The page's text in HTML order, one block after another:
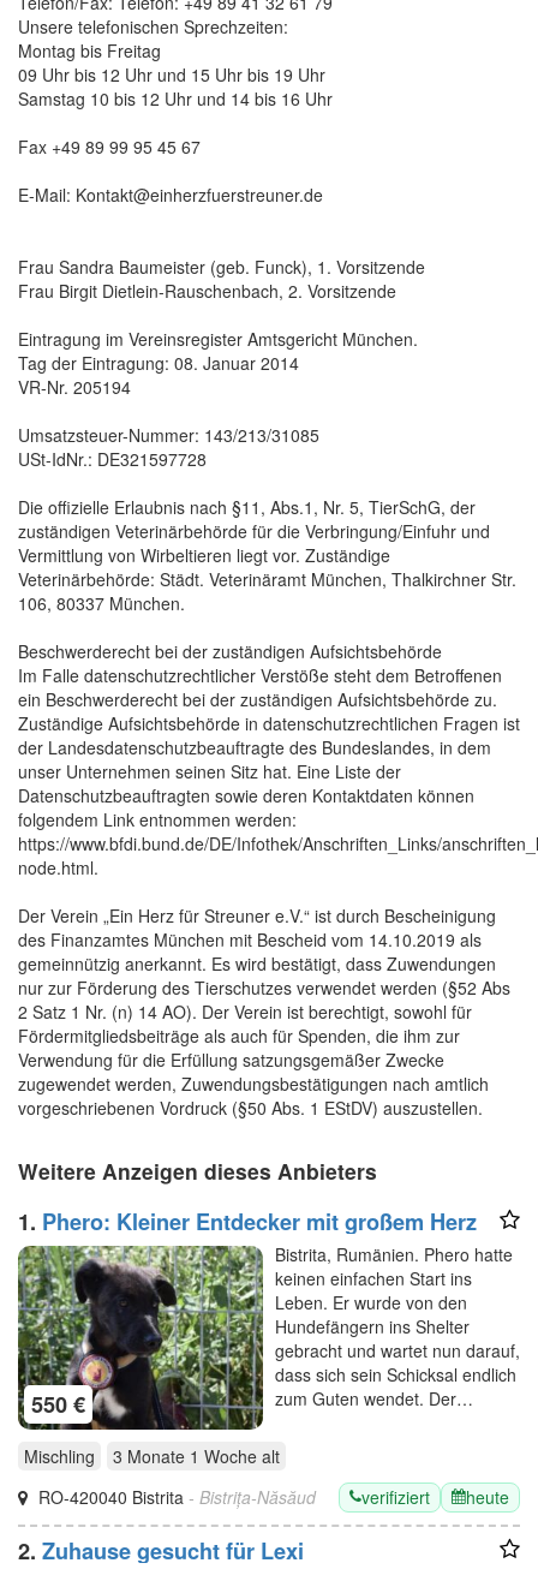
Unsere telefonischen Sprechzeiten:
Montag bis Freitag
09 Uhr bis 12 Uhr und 15 Uhr bis 19 Uhr
Samstag 10 bis 12 Uhr und 14 bis 16 Uhr
Fax +49 89 99 95 45 67
E-Mail: Kontakt@einherzfuerstreuner.de
Frau Sandra Baumeister (geb. Funck), 1. Vorsitzende
Frau Birgit Dietlein-Rauschenbach, 2. Vorsitzende
Eintragung im Vereinsregister Amtsgericht München.
Tag der Eintragung: 08. Januar 2014
VR-Nr. 205194
Umsatzsteuer-Nummer: 143/213/31085
USt-IdNr.: DE321597728
Die offizielle Erlaubnis nach §11, Abs.1, Nr. 5, TierSchG, der
zuständigen Veterinärbehörde für die Verbringung/Einfuhr und
Vermittlung von Wirbeltieren liegt vor. Zuständige
Veterinärbehörde: Städt. Veterinäramt München, Thalkirchner Str.
106, 80337 München.
Beschwerderecht bei der zuständigen Aufsichtsbehörde
Im Falle datenschutzrechtlicher Verstöße steht dem Betroffenen
ein Beschwerderecht bei der zuständigen Aufsichtsbehörde zu.
Zuständige Aufsichtsbehörde in datenschutzrechtlichen Fragen ist
der Landesdatenschutzbeauftragte des Bundeslandes, in dem
unser Unternehmen seinen Sitz hat. Eine Liste der
Datenschutzbeauftragten sowie deren Kontaktdaten können
folgendem Link entnommen werden:
https://www.bfdi.bund.de/DE/Infothek/Anschriften_Links/
node.html.
Der Verein „Ein Herz für Streuner e.V.“ ist durch Bescheinigung
des Finanzamtes München mit Bescheid vom 14.10.2019 als
gemeinnützig anerkannt. Es wird bestätigt, dass Zuwendungen
nur zur Förderung des Tierschutzes verwendet werden (§52 Abs
2 Satz 1 Nr. (n) 14 AO). Der Verein ist berechtigt, sowohl für
Fördermitgliedsbeiträge als auch für Spenden, die ihm zur
Verwendung für die Erfüllung satzungsgemäßer Zwecke
zugewendet werden, Zuwendungsbestätigungen nach amtlich
vorgeschriebenen Vordruck (§50 Abs. 1 EStDV) auszustellen.
Weitere Anzeigen dieses Anbieters
1. Phero: Kleiner Entdecker mit großem Herz
550 €
Bistrita, Rumänien. Phero hatte
keinen einfachen Start ins
Leben. Er wurde von den
Hundefängern ins Shelter
gebracht und wartet nun darauf,
dass sich sein Schicksal endlich
zum Guten wendet. Der…
Mischling 3 Monate 1 Woche alt
RO-420040 Bistrita - Bistrița-Năsăud verifiziert heute
2. Zuhause gesucht für Lexi